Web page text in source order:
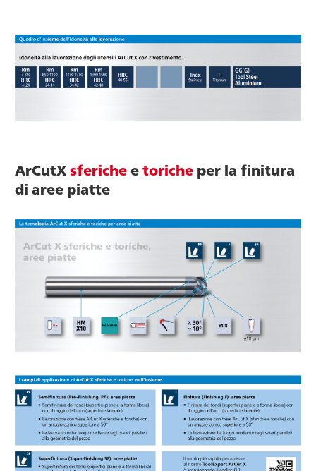
ArCutXsfericheetoriche per la finitura
di aree piatte